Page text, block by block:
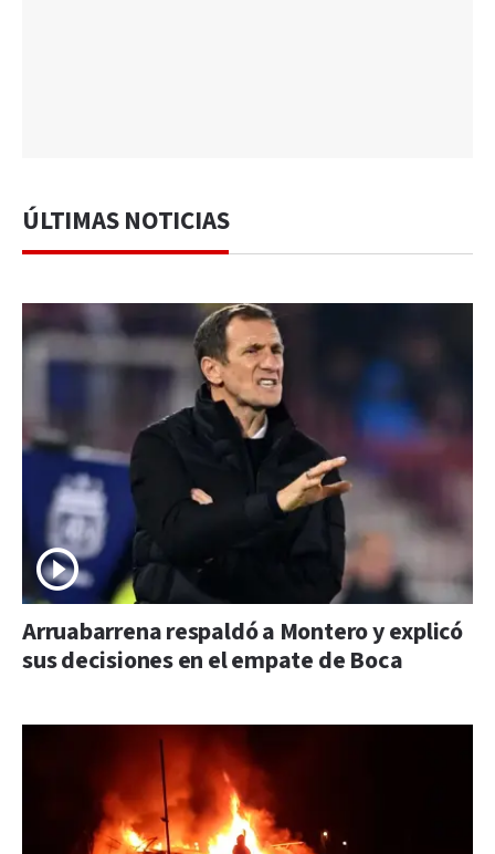
ÚLTIMAS NOTICIAS
Arruabarrena respaldó a Montero y explicó
sus decisiones en el empate de Boca